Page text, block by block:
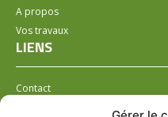
A propos
Vos travaux
LIENS
Contact